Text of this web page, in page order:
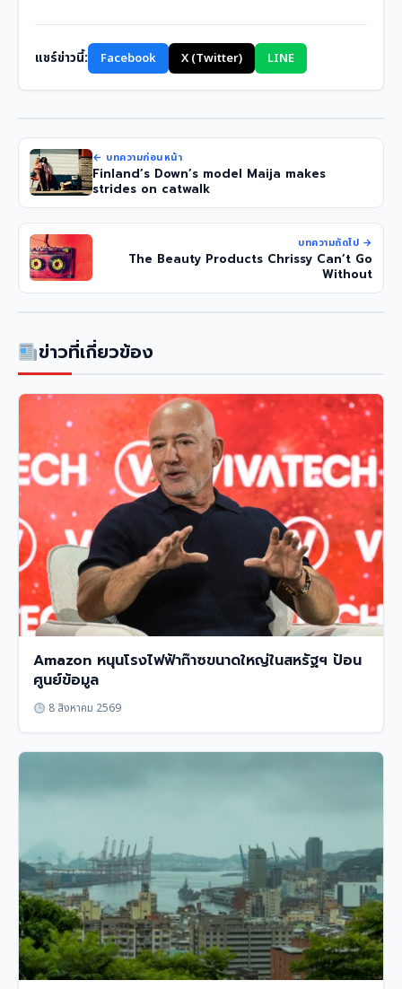
แชร์ข่าวนี้: Facebook X (Twitter) LINE
← บทความก่อนหน้า
Finland’s Down’s model Maija makes
strides on catwalk
บทความถัดไป →
The Beauty Products Chrissy Can’t Go
Without
ข่าวที่เกี่ยวข้อง
Amazon หนุนโรงไฟฟ้าก๊าซขนาดใหญ่ในสหรัฐฯ ป้อน
ศูนย์ข้อมูล
8 สิงหาคม 2569